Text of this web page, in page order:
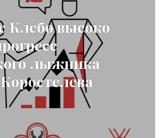
Клебо высоко
лыжника